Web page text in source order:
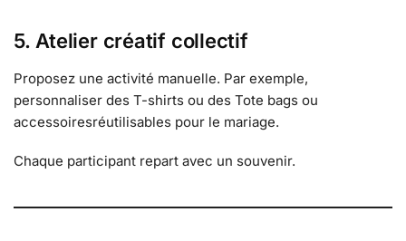
5. Atelier créatif collectif
Proposez une activité manuelle. Par exemple,
personnaliser des T-shirts ou des Tote bags ou
accessoiresréutilisables pour le mariage.
Chaque participant repart avec un souvenir.